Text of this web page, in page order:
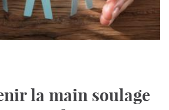
la main soulage